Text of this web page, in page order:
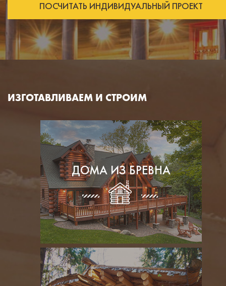
ПОСЧИТАТЬ ИНДИВИДУАЛЬНЫЙ ПРОЕКТ
ИЗГОТАВЛИВАЕМ И СТРОИМ
ДОМА ИЗ БРЕВНА